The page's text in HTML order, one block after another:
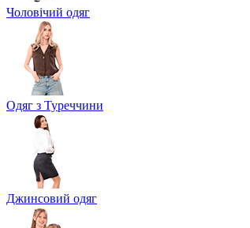
Чоловічий одяг
Одяг з Туреччини
Джинсовий одяг